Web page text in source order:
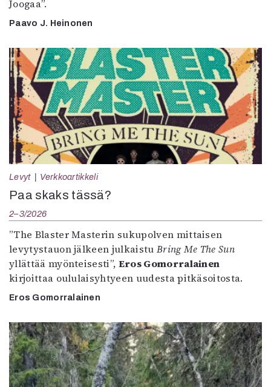
Joogaa”.
Paavo J. Heinonen
Levyt Verkkoartikkeli
Paa skaks tässä?
2–3/2026
”The Blaster Masterin sukupolven mittaisen
levytystauon jälkeen julkaistu Bring Me The Sun
yllättää myönteisesti”, Eros Gomorralainen
kirjoittaa oululaisyhtyeen uudesta pitkäsoitosta.
Eros Gomorralainen